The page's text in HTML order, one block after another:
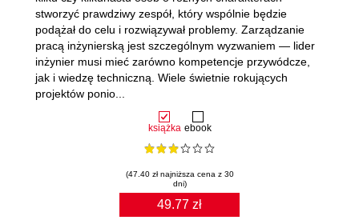
książka ebook
(47.40 zł najniższa cena z 30
dni)
49.77 zł
stworzyć prawdziwy zespół, który wspólnie będzie
podążał do celu i rozwiązywał problemy. Zarządzanie
pracą inżynierską jest szczególnym wyzwaniem — lider
inżynier musi mieć zarówno kompetencje przywódcze,
jak i wiedzę techniczną. Wiele świetnie rokujących
projektów ponio...